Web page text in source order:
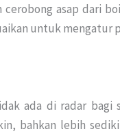
asap dari
untuk mengatur
ada di radar
bahkan lebih